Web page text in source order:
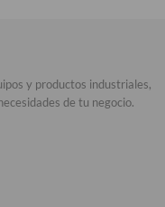
y productos industriales,
de tu negocio.